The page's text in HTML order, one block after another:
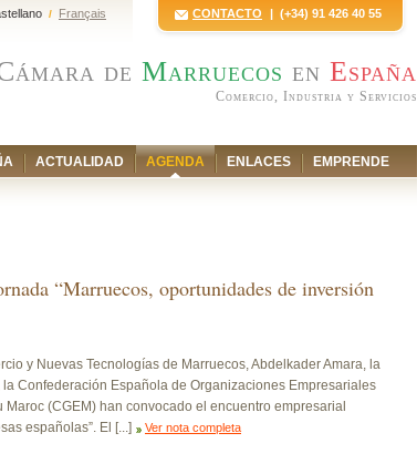
CONTACTO | (+34) 91 426 40 55
/ Français
de Marruecos en España
Comercio, Industria y Servicios
ACTUALIDAD AGENDA ENLACES EMPRENDE
“Marruecos, oportunidades de inversión
y Nuevas Tecnologías de Marruecos, Abdelkader Amara, la
Confederación Española de Organizaciones Empresariales
(CGEM) han convocado el encuentro empresarial
españolas”. El [...]
Ver nota completa